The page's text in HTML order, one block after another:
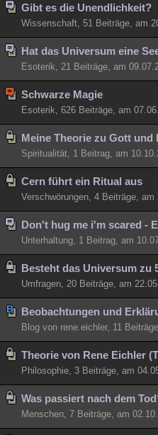
Gibt es die Unendlichkeit?
Wissenschaft, 51 Beiträge, am
Hat das Universum eine
Esoterik, 21 Beiträge, am
Schwarze Magie
Esoterik, 626 Beiträge, am
Meine Theorie zu Gott und
Spiritualität, 1 Beitrag, am
Cern führt ein Ritual aus
Verschwörungen, 4 Beiträge,
Don't hug me i'm scared -
Unterhaltung, 1 Beitrag, am
Besteht das Universum zu
Umfragen, 20 Beiträge, am
Beobachtungen und
Blog von rene.eichler, 11
Theorie von Rene Eichler
Philosophie, 3 Beiträge, am
Was passiert nach dem
Menschen, 7 Beiträge, am